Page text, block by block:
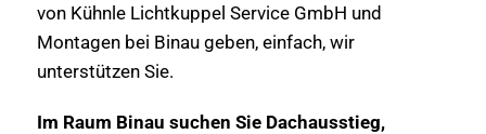
von Kühnle Lichtkuppel Service GmbH und
Montagen bei Binau geben, einfach, wir
unterstützen Sie.
Im Raum Binau suchen Sie Dachausstieg,